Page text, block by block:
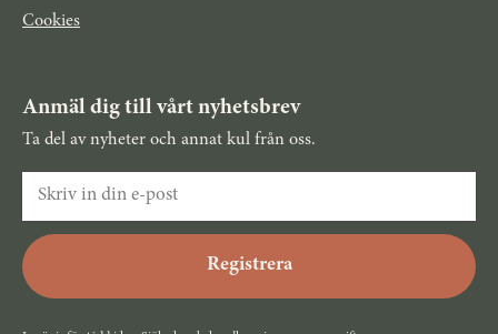
Cookies
Anmäl dig till vårt nyhetsbrev
Ta del av nyheter och annat kul från oss.